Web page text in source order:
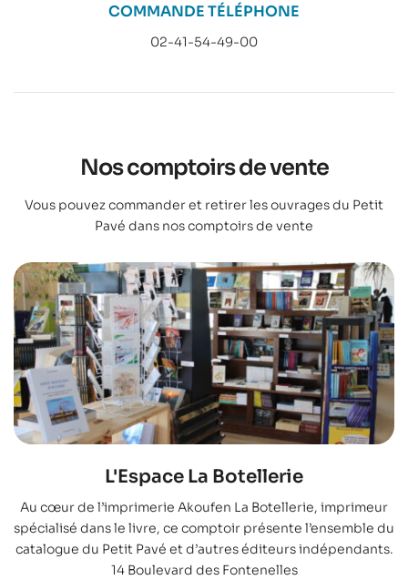
COMMANDE TÉLÉPHONE
02-41-54-49-00
Nos comptoirs de vente
Vous pouvez commander et retirer les ouvrages du Petit
Pavé dans nos comptoirs de vente
L'Espace La Botellerie
Au cœur de l’imprimerie Akoufen La Botellerie, imprimeur
spécialisé dans le livre, ce comptoir présente l’ensemble du
catalogue du Petit Pavé et d’autres éditeurs indépendants.
14 Boulevard des Fontenelles